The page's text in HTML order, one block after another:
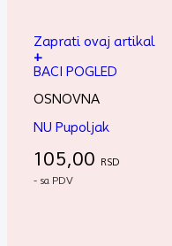
Zaprati ovaj artikal
+
BACI POGLED
OSNOVNA
NU Pupoljak
105,00 RSD
- sa PDV